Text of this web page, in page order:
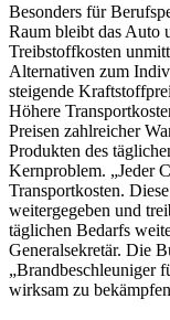
Besonders für
Raum bleibt das Auto
Treibstoffkosten
Alternativen zum
steigende
Höhere
Preisen zahlreicher
Produkten des
Kernproblem. „Jeder
Transportkosten.
weitergegeben und
täglichen Bedarfs
Generalsekretär. Die
„Brandbeschleuniger
wirksam zu